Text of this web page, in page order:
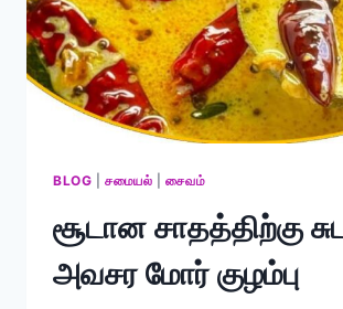
BLOG |சமையல் |சைவம்
சூடான சாதத்திற்கு
அவசர மோர் குழம்பு